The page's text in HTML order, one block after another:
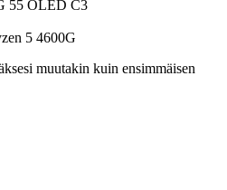
55 OLED C3
5 4600G
muutakin kuin ensimmäisen